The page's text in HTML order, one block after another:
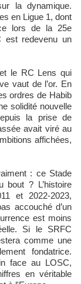
la dynamique.
en Ligue 1, dont
lors de la 25e
est redevenu un
le RC Lens qui
vaut de l’or. En
ordres de Habib
solidité nouvelle
la prise de
avait viré au
affichées,
: ce Stade
bout ? L’histoire
et 2022‑2023,
accouché d’un
est moins
Si le SRFC
comme une
fondatrice.
face au LOSC,
en véritable